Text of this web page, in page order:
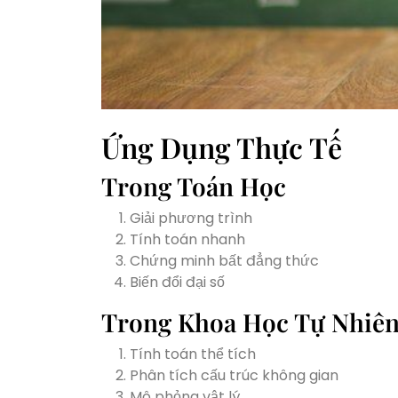
Ứng Dụng Thực Tế
Trong Toán Học
Giải phương trình
Tính toán nhanh
Chứng minh bất đẳng thức
Biến đổi đại số
Trong Khoa Học Tự
Tính toán thể tích
Phân tích cấu trúc không gian